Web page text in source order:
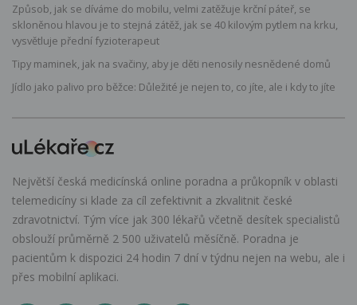
Způsob, jak se díváme do mobilu, velmi zatěžuje krční páteř, se
skloněnou hlavou je to stejná zátěž, jak se 40 kilovým pytlem na krku,
vysvětluje přední fyzioterapeut
Tipy maminek, jak na svačiny, aby je děti nenosily nesnědené domů
Jídlo jako palivo pro běžce: Důležité je nejen to, co jíte, ale i kdy to jíte
Největší česká medicínská online poradna a průkopník v oblasti
telemedicíny si klade za cíl zefektivnit a zkvalitnit české
zdravotnictví. Tým více jak 300 lékařů včetně desítek specialistů
obslouží průměrně 2 500 uživatelů měsíčně. Poradna je
pacientům k dispozici 24 hodin 7 dní v týdnu nejen na webu, ale i
přes mobilní aplikaci.